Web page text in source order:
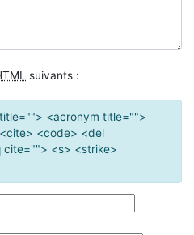
suivants :
<acronym title="">
<code> <del
<s> <strike>